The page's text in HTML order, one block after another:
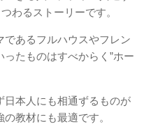
わるストーリーです。
あるフルハウスやフレン
たものはすべからく”ホー
日本人にも相通ずるものが
教材にも最適です。